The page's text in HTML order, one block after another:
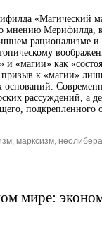
«Магический
мнению Мерифилда,
рационализме
«магии» как
к «магии»
рассуждений, а
, марксизм,
мире: